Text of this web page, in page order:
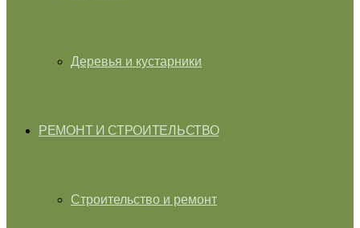
Деревья и кустарники
РЕМОНТ И СТРОИТЕЛЬСТВО
Строительство и ремонт